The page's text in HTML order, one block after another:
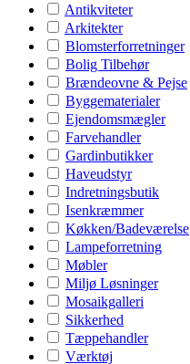
Antikviteter
Arkitekter
Blomsterforretninger
Bolig Tilbehør
Brændeovne & Pejse
Byggematerialer
Ejendomsmægler
Farvehandler
Gardinbutikker
Haveudstyr
Indretningsbutik
Isenkræmmer
Køkken/Badeværelse
Lampeforretning
Møbler
Miljø Løsninger
Mosaikgalleri
Sikkerhed
Tæppehandler
Værktøj